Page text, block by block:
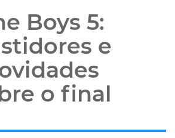
Boys 5:
e
o final